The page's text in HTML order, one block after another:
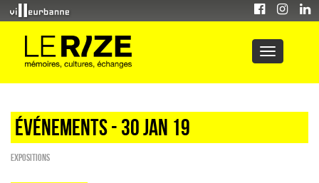
Événements - 30 Jan 19
EXPOSITIONS